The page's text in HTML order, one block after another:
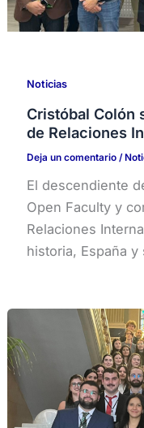
Noticias
Cristóbal Colón
de Relaciones
Deja un comentario /
El descendiente
Open Faculty y
Relaciones
historia, España